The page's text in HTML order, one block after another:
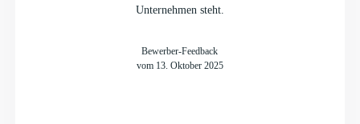
Unternehmen steht.
Bewerber-Feedback
vom 13. Oktober 2025